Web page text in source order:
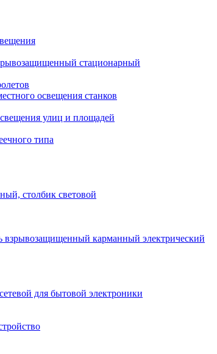
стационарный
освещения станков
улиц и площадей
типа
столбик световой
взрывозащищенный карманный электрический
для бытовой электроники